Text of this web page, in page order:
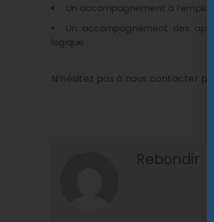
Un accompagnement à l’emploi
Un accompagnement des
logique
N’hésitez pas à nous contacter
Rebondir